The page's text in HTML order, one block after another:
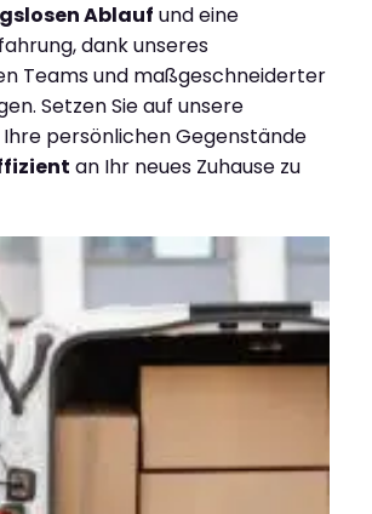
Ablauf und eine
dank unseres
Teams und maßgeschneiderter
Setzen Sie auf unsere
Ihre persönlichen Gegenstände
an Ihr neues Zuhause zu